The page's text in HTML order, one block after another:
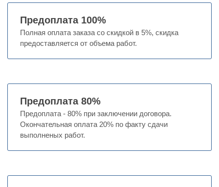
Предоплата 100%
Полная оплата заказа со скидкой в 5%, скидка
предоставляется от объема работ.
Предоплата 80%
Предоплата - 80% при заключении договора.
Окончательная оплата 20% по факту сдачи
выполненых работ.